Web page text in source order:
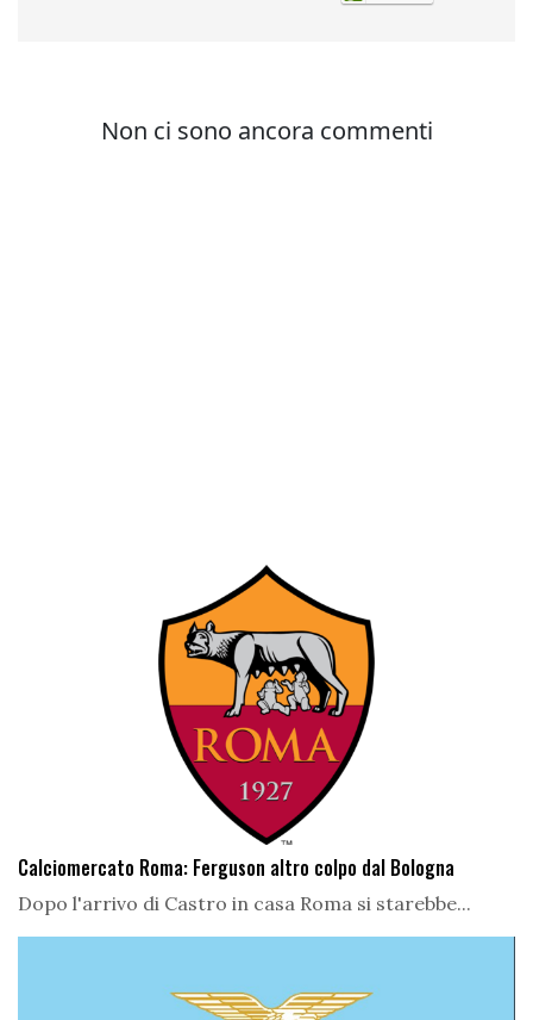
Calciomercato Roma: Ferguson altro colpo dal Bologna
Dopo l'arrivo di Castro in casa Roma si starebbe...